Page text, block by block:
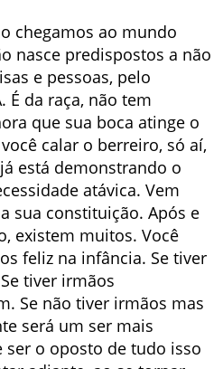
chegamos ao mundo
nasce predispostos a não
e pessoas, pelo
É da raça, não tem
que sua boca atinge o
calar o berreiro, só aí,
está demonstrando o
atávica. Vem
sua constituição. Após e
existem muitos. Você
feliz na infância. Se tiver
tiver irmãos
Se não tiver irmãos mas
será um ser mais
ser o oposto de tudo isso